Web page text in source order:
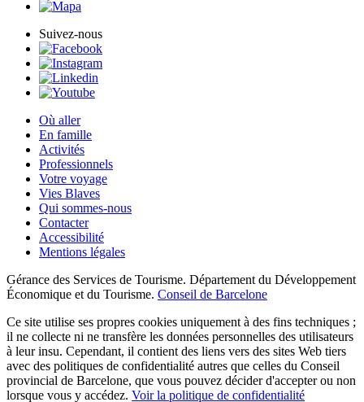
Suivez-nous
Où aller
En famille
Activités
Professionnels
Votre voyage
Vies Blaves
Qui sommes-nous
Contacter
Accessibilité
Mentions légales
Gérance des Services de Tourisme. Département du Développement
Économique et du Tourisme. Conseil de Barcelone
Ce site utilise ses propres cookies uniquement à des fins techniques ;
il ne collecte ni ne transfère les données personnelles des utilisateurs
à leur insu. Cependant, il contient des liens vers des sites Web tiers
avec des politiques de confidentialité autres que celles du Conseil
provincial de Barcelone, que vous pouvez décider d'accepter ou non
lorsque vous y accédez. Voir la politique de confidentialité